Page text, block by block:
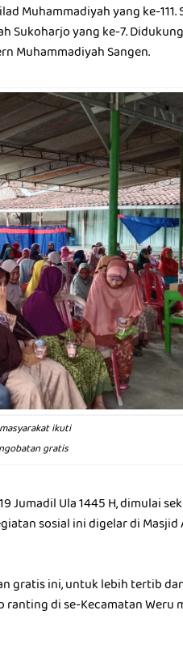
Muhammadiyah yang ke-111.
Sukoharjo yang ke-7.
Muhammadiyah Sangen.
ikuti
gratis
Jumadil Ula 1445 H, dimulai
sosial ini digelar di Masjid
gratis ini, untuk lebih tertib
di se-Kecamatan Weru